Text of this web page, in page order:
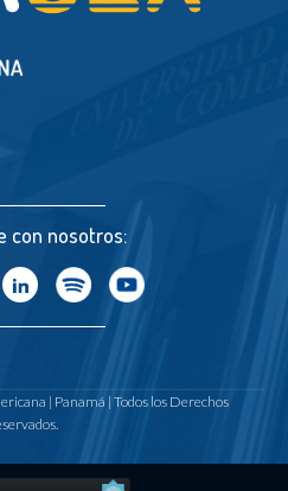
con nosotros:
| Panamá | Todos los Derechos